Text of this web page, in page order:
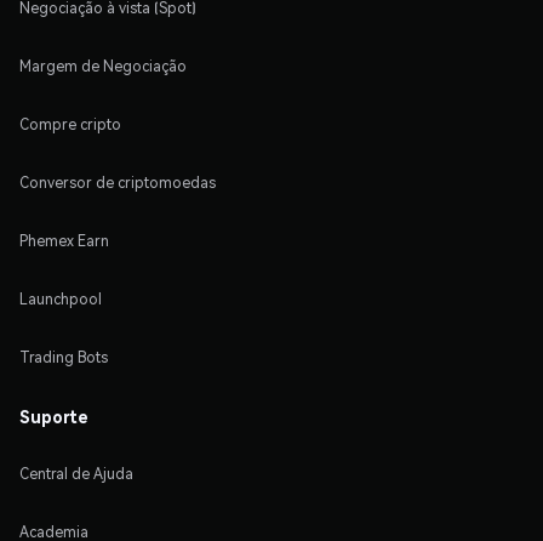
Negociação à vista (Spot)
Margem de Negociação
Compre cripto
Conversor de criptomoedas
Phemex Earn
Launchpool
Trading Bots
Suporte
Central de Ajuda
Academia